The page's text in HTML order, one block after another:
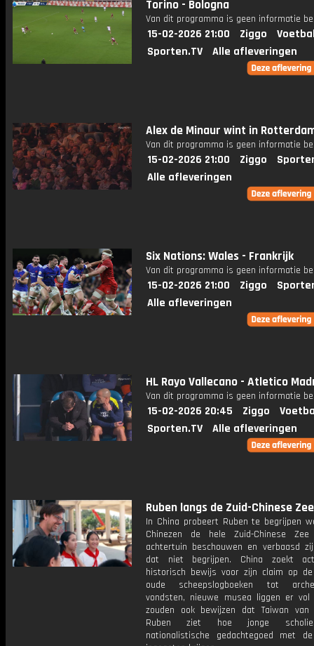
Torino - Bologna
Van dit programma is geen informatie
15-02-2026 21:00 Ziggo
Sporten.TV
Alle afleveringen
Alex de Minaur wint in
Van dit programma is geen informatie
15-02-2026 21:00 Ziggo
Alle afleveringen
Six Nations: Wales - Frankrijk
Van dit programma is geen informatie
15-02-2026 21:00 Ziggo
Alle afleveringen
HL Rayo Vallecano - Atletico
Van dit programma is geen informatie
15-02-2026 20:45 Ziggo
Sporten.TV
Alle afleveringen
Ruben langs de Zuid-Chinese
In China probeert Ruben te begrijpen
Chinezen de hele Zuid-Chinese
achtertuin beschouwen en verbaasd
dat niet begrijpen. China zoekt
historisch bewijs voor zijn claim op
oude scheepslogboeken tot
vondsten, nieuwe musea liggen er vol
zouden ook bewijzen dat Taiwan van
Ruben ziet hoe jonge
nationalistische gedachtegoed met